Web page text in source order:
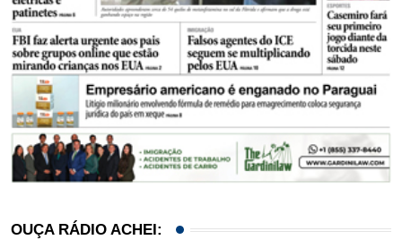
OUÇA RÁDIO ACHEI: